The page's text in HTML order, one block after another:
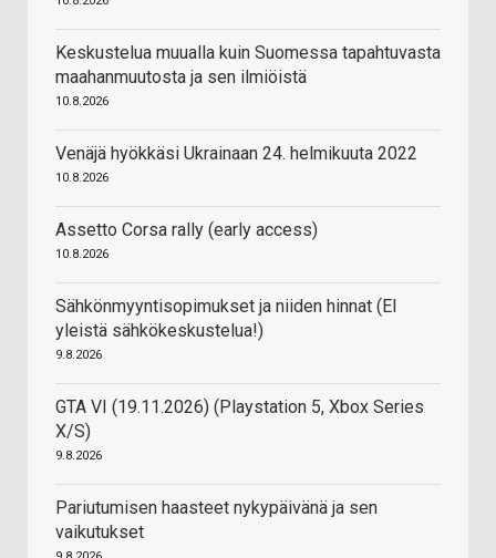
Keskustelua muualla kuin Suomessa tapahtuvasta
maahanmuutosta ja sen ilmiöistä
10.8.2026
Venäjä hyökkäsi Ukrainaan 24. helmikuuta 2022
10.8.2026
Assetto Corsa rally (early access)
10.8.2026
Sähkönmyyntisopimukset ja niiden hinnat (EI
yleistä sähkökeskustelua!)
9.8.2026
GTA VI (19.11.2026) (Playstation 5, Xbox Series
X/S)
9.8.2026
Pariutumisen haasteet nykypäivänä ja sen
vaikutukset